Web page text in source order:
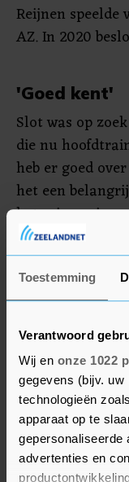
Toestemming
Verantwoord
Wij en onze 1022
gegevens (bijv. uw
technologieën
apparaat op te
gepersonaliseerde
advertenties en
Reijnen speelde
AZ. In 2020
'Goed kent'
Slot was op
die nu
heb er goed
het een
het seizoen
goed kent. Je
iemand nog
Slot maandag
Feyenoord
koploper PSV